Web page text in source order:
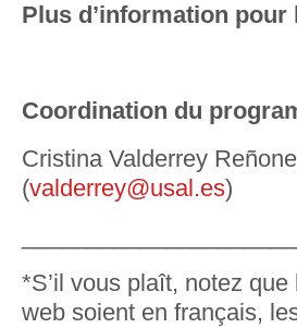
Plus d’information pour
Coordination du
Cristina Valderrey
(valderrey@usal.es)
*S’il vous plaît, notez
web soient en français,